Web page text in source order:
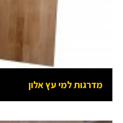
מדרגות למי עץ אלון